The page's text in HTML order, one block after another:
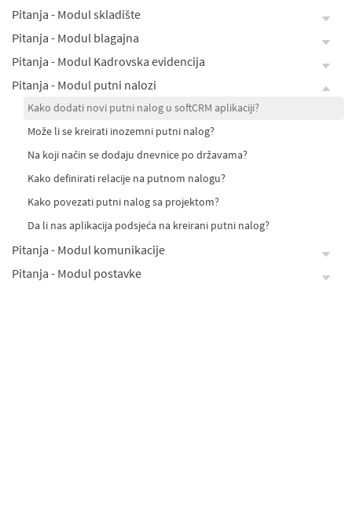
Pitanja - Modul skladište
Pitanja - Modul blagajna
Pitanja - Modul Kadrovska evidencija
Pitanja - Modul putni nalozi
Kako dodati novi putni nalog u softCRM aplikaciji?
Može li se kreirati inozemni putni nalog?
Na koji način se dodaju dnevnice po državama?
Kako definirati relacije na putnom nalogu?
Kako povezati putni nalog sa projektom?
Da li nas aplikacija podsjeća na kreirani putni nalog?
Pitanja - Modul komunikacije
Pitanja - Modul postavke